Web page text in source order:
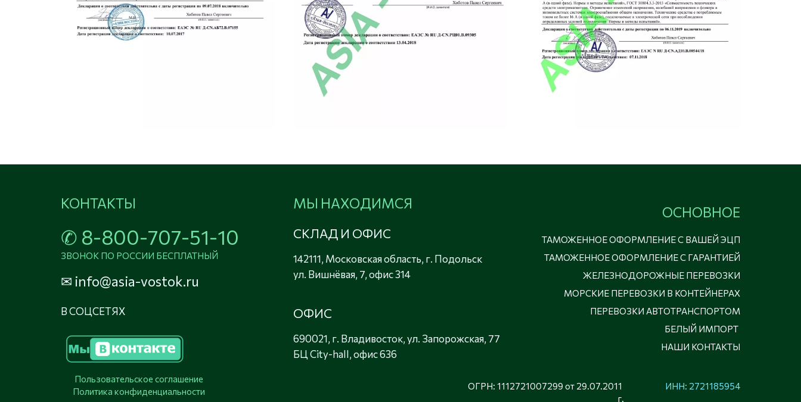
КОНТАКТЫ
✆ 8-800-707-51-10
ЗВОНОК ПО РОССИИ БЕСПЛАТНЫЙ
✉ info@asia-vostok.ru
В СОЦСЕТЯХ
МЫ НАХОДИМСЯ
СКЛАД И ОФИС
142111, Московская область, г. Подольск
ул. Вишнёвая, 7, офис 314
ОФИС
690021, г. Владивосток, ул. Запорожская, 77
БЦ City-hall, офис 636
ОСНОВНОЕ
ТАМОЖЕННОЕ ОФОРМЛЕНИЕ С ВАШЕЙ ЭЦП
ТАМОЖЕННОЕ ОФОРМЛЕНИЕ С ГАРАНТИЕЙ
ЖЕЛЕЗНОДОРОЖНЫЕ ПЕРЕВОЗКИ
МОРСКИЕ ПЕРЕВОЗКИ В КОНТЕЙНЕРАХ
ПЕРЕВОЗКИ АВТОТРАНСПОРТОМ
БЕЛЫЙ ИМПОРТ
НАШИ КОНТАКТЫ
Пользовательское соглашение
Политика конфиденциальности
ОГРН: 1112721007299 от 29.07.2011
г.
ИНН: 2721185954